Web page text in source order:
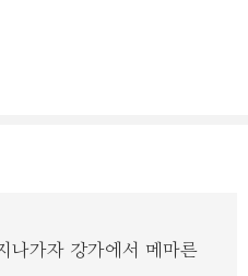
재가 된 고바토와 오사나이. 하
시지 카드를 발견한다. “용서하
나가자 강가에서 메마른